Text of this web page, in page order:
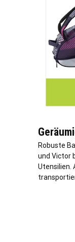
Robuste
und Victor
Utensilien.